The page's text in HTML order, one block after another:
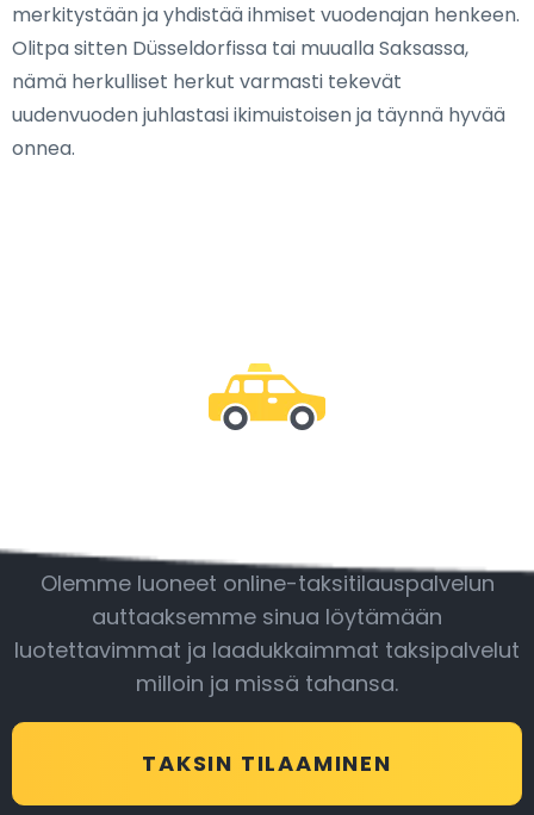
merkitystään ja yhdistää ihmiset vuodenajan henkeen.
Olitpa sitten Düsseldorfissa tai muualla Saksassa,
nämä herkulliset herkut varmasti tekevät
uudenvuoden juhlastasi ikimuistoisen ja täynnä hyvää
onnea.
Olemme luoneet online-taksitilauspalvelun
auttaaksemme sinua löytämään
luotettavimmat ja laadukkaimmat taksipalvelut
milloin ja missä tahansa.
TAKSIN TILAAMINEN